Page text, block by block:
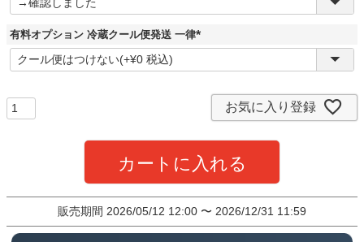
須
)
有料オプション 冷蔵クール便発送 一律
(
須
お気に入り登録
カートに入れる
販売期間 2026/05/12 12:00 〜 2026/12/31 11:59